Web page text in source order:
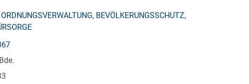
BEVÖLKERUNGSSCHUTZ,